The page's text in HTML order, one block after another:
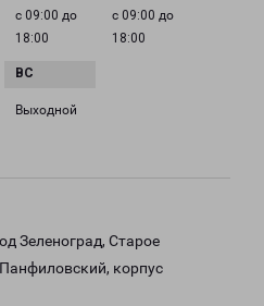
с 09:00 до
18:00
с 09:00 до
18:00
Выходной
Зеленоград, Старое
корпус